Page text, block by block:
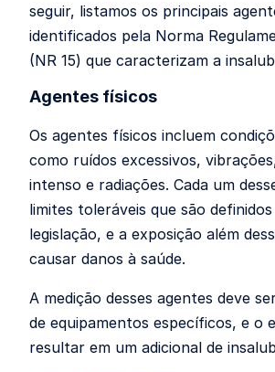
seguir, listamos os principais
identificados pela Norma
(NR 15) que caracterizam a
Agentes físicos
Os agentes físicos incluem
como ruídos excessivos,
intenso e radiações. Cada um
limites toleráveis que são
legislação, e a exposição além
causar danos à saúde.
A medição desses agentes deve
de equipamentos específicos, e o
resultar em um adicional de